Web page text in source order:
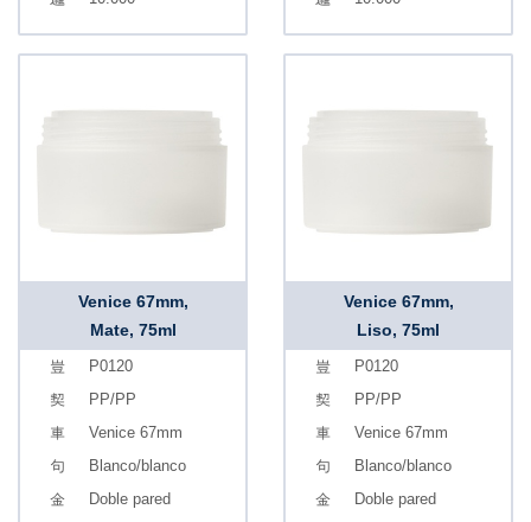
Venice 67mm,
Mate, 75ml
P0120
PP/PP
Venice 67mm
Blanco/blanco
Doble pared
Venice 67mm,
Liso, 75ml
P0120
PP/PP
Venice 67mm
Blanco/blanco
Doble pared